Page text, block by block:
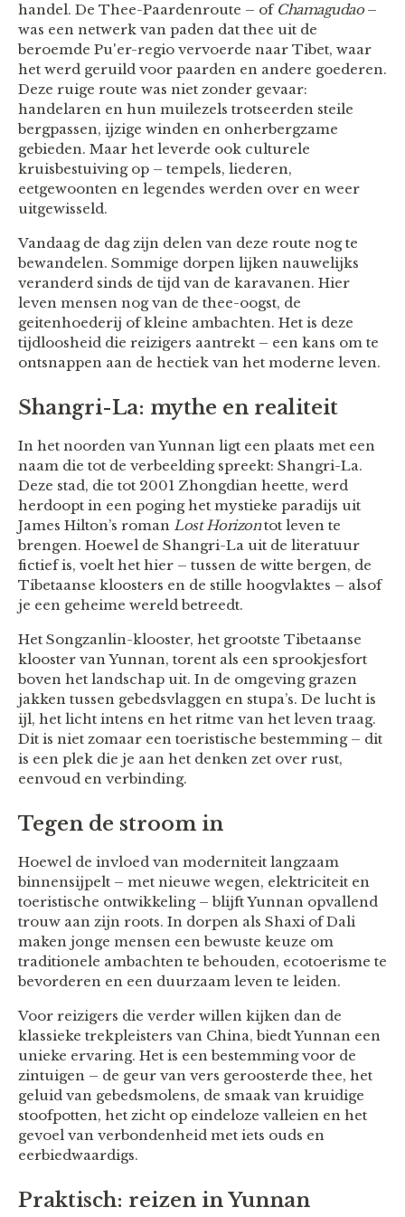
handel. De Thee-Paardenroute – of Chamagudao–
was een netwerk van paden dat thee uit de
beroemde Pu'er-regio vervoerde naar Tibet, waar
het werd geruild voor paarden en andere goederen.
Deze ruige route was niet zonder gevaar:
handelaren en hun muilezels trotseerden steile
bergpassen, ijzige winden en onherbergzame
gebieden. Maar het leverde ook culturele
kruisbestuiving op – tempels, liederen,
eetgewoonten en legendes werden over en weer
uitgewisseld.
Vandaag de dag zijn delen van deze route nog te
bewandelen. Sommige dorpen lijken nauwelijks
veranderd sinds de tijd van de karavanen. Hier
leven mensen nog van de thee-oogst, de
geitenhoederij of kleine ambachten. Het is deze
tijdloosheid die reizigers aantrekt – een kans om te
ontsnappen aan de hectiek van het moderne leven.
Shangri-La: mythe en realiteit
In het noorden van Yunnan ligt een plaats met een
naam die tot de verbeelding spreekt: Shangri-La.
Deze stad, die tot 2001 Zhongdian heette, werd
herdoopt in een poging het mystieke paradijs uit
James Hilton’s roman Lost Horizontot leven te
brengen. Hoewel de Shangri-La uit de literatuur
fictief is, voelt het hier – tussen de witte bergen, de
Tibetaanse kloosters en de stille hoogvlaktes – alsof
je een geheime wereld betreedt.
Het Songzanlin-klooster, het grootste Tibetaanse
klooster van Yunnan, torent als een sprookjesfort
boven het landschap uit. In de omgeving grazen
jakken tussen gebedsvlaggen en stupa’s. De lucht is
ijl, het licht intens en het ritme van het leven traag.
Dit is niet zomaar een toeristische bestemming – dit
is een plek die je aan het denken zet over rust,
eenvoud en verbinding.
Tegen de stroom in
Hoewel de invloed van moderniteit langzaam
binnensijpelt – met nieuwe wegen, elektriciteit en
toeristische ontwikkeling – blijft Yunnan opvallend
trouw aan zijn roots. In dorpen als Shaxi of Dali
maken jonge mensen een bewuste keuze om
traditionele ambachten te behouden, ecotoerisme te
bevorderen en een duurzaam leven te leiden.
Voor reizigers die verder willen kijken dan de
klassieke trekpleisters van China, biedt Yunnan een
unieke ervaring. Het is een bestemming voor de
zintuigen – de geur van vers geroosterde thee, het
geluid van gebedsmolens, de smaak van kruidige
stoofpotten, het zicht op eindeloze valleien en het
gevoel van verbondenheid met iets ouds en
eerbiedwaardigs.
Praktisch: reizen in Yunnan